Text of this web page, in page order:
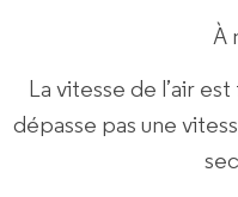
À
La vitesse de l’air
dépasse pas une